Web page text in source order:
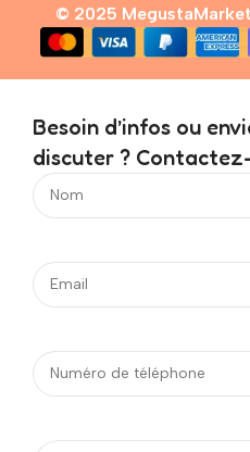
© 2025
Besoin d’infos ou
discuter ?